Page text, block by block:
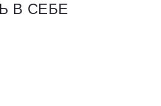
В СЕБЕ